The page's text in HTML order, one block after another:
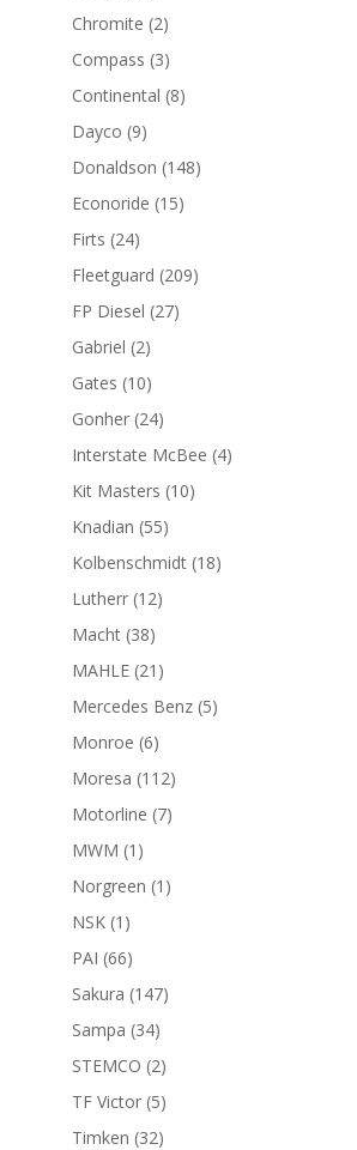
productos
Chromite 22
productos
Compass 33
productos
Continental 88
Dayco 99
productos
Donaldson 148148
Econoride 1515
Firts 2424
productos
Fleetguard 209209
FP Diesel 2727
Gabriel 22
productos
Gates 1010
productos
Gonher 2424
productos
Interstate McBee 44
Kit Masters 1010
Knadian 5555
productos
Kolbenschmidt 1818
Lutherr 1212
Macht 3838
productos
MAHLE 21 21
productos
Mercedes Benz 55
Monroe 66
productos
Moresa 112112
productos
Motorline 77
MWM 1 1
producto
Norgreen 1 1
NSK 1 1
producto
PAI 6666
productos
Sakura 147147
Sampa 3434
productos
STEMCO 22
productos
TF Victor 55
productos
Timken 3232